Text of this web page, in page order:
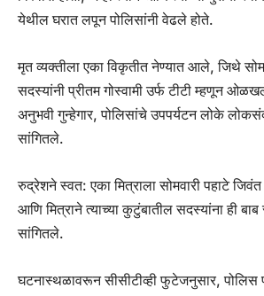
येथील घरात लपून पोलिसांनी वेढले होते.
मृत व्यक्तीला एका विकृतीत नेण्यात आले, जिथे
सदस्यांनी प्रीतम गोस्वामी उर्फ ​​टीटी म्हणून
अनुभवी गुन्हेगार, पोलिसांचे उपपर्यटन लोके
सांगितले.
रुद्रेशने स्वत: एका मित्राला सोमवारी पहाटे
आणि मित्राने त्याच्या कुटुंबातील सदस्यांना ही
सांगितले.
घटनास्थळावरून सीसीटीव्ही फुटेजनुसार, पोलिस